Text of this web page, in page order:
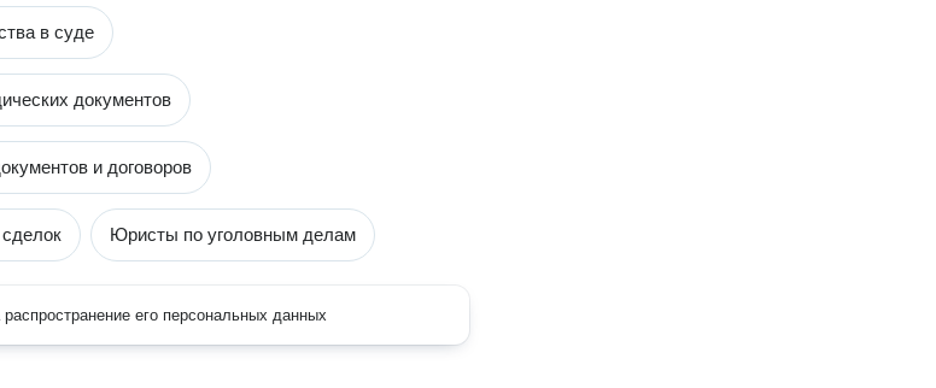
в суде
документов
и договоров
Юристы по уголовным делам
его персональных данных